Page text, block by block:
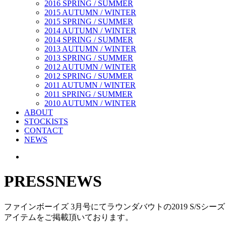
2016 SPRING / SUMMER
2015 AUTUMN / WINTER
2015 SPRING / SUMMER
2014 AUTUMN / WINTER
2014 SPRING / SUMMER
2013 AUTUMN / WINTER
2013 SPRING / SUMMER
2012 AUTUMN / WINTER
2012 SPRING / SUMMER
2011 AUTUMN / WINTER
2011 SPRING / SUMMER
2010 AUTUMN / WINTER
ABOUT
STOCKISTS
CONTACT
NEWS
PRESSNEWS
ファインボーイズ 3月号にてラウンダバウトの2019 S/Sシー
アイテムをご掲載頂いております。